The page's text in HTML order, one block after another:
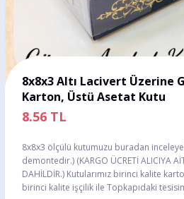
8x8x3 Altı Lacivert Üzerine
Karton, Üstü Asetat Kutu
8.56 TL
8x8x3 ölçülü kutumuzu buradan
demontedir.) (KARGO ÜCRETİ ALICIYA
DAHİLDİR.) Kutularımız birinci kalite
birinci kalite işçilik ile Topkapıdaki